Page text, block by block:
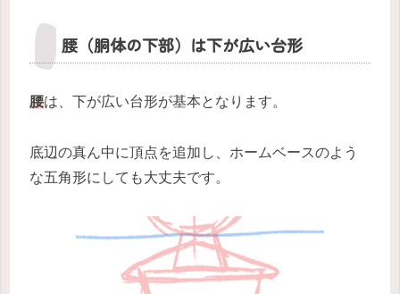
腰（胴体の下部）は下が広い台形
腰は、下が広い台形が基本となります。
底辺の真ん中に頂点を追加し、ホームベースのよう
な五角形にしても大丈夫です。